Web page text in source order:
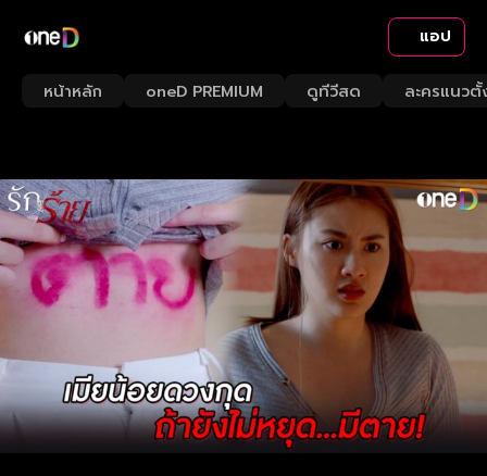
แอป
หน้าหลัก oneD PREMIUM ดูทีวีสด ละครแนวตั้